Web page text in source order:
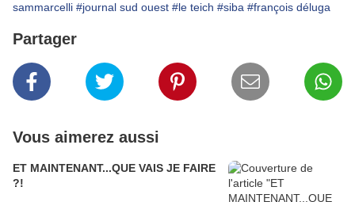
sammarcelli #journal sud ouest #le teich #siba #françois déluga
Partager
Vous aimerez aussi
ET MAINTENANT...QUE VAIS JE FAIRE
?!